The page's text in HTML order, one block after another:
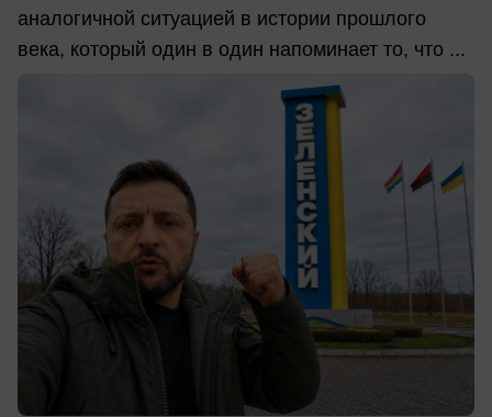
аналогичной ситуацией в истории прошлого
века, который один в один напоминает то, что ...